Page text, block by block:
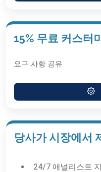
15% 무료 커스터
요구 사항 공유
당사가 시장에서
24/7 애널리스트